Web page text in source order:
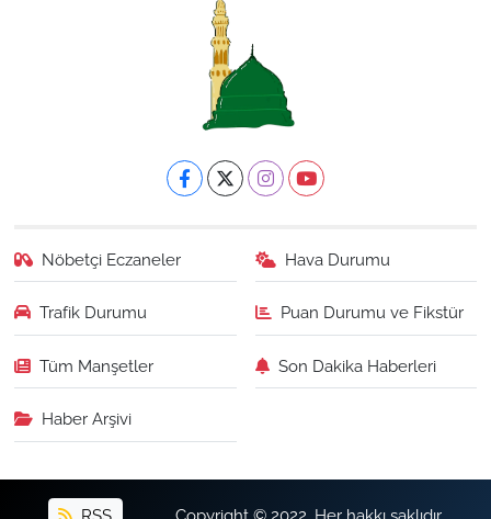
Nöbetçi Eczaneler Hava Durumu
Trafik Durumu Puan Durumu ve Fikstür
Tüm Manşetler Son Dakika Haberleri
Haber Arşivi
RSS Copyright © 2022. Her hakkı saklıdır.